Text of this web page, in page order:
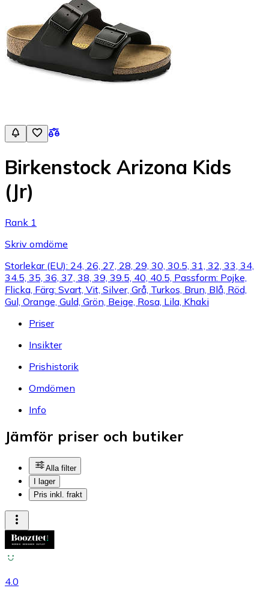
Birkenstock Arizona Kids
(Jr)
Rank 1
Skriv omdöme
Storlekar (EU): 24, 26, 27, 28, 29, 30, 30.5, 31, 32, 33, 34,
34.5, 35, 36, 37, 38, 39, 39.5, 40, 40.5, Passform: Pojke,
Flicka, Färg: Svart, Vit, Silver, Grå, Turkos, Brun, Blå, Röd,
Gul, Orange, Guld, Grön, Beige, Rosa, Lila, Khaki
Priser
Insikter
Prishistorik
Omdömen
Info
Jämför priser och butiker
Alla filter
I lager
Pris inkl. frakt
4.0